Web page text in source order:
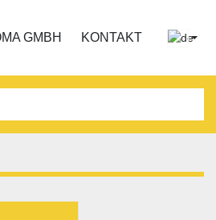
GMBH KONTAKT